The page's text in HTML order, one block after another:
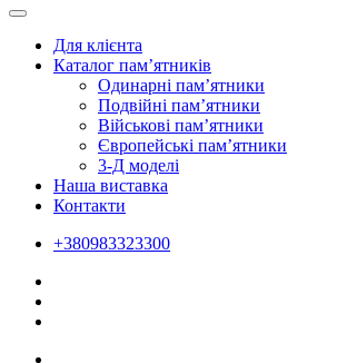
Для клієнта
Каталог пам’ятників
Одинарні пам’ятники
Подвійні пам’ятники
Військові пам’ятники
Європейські пам’ятники
3-Д моделі
Наша виставка
Контакти
+380983323300